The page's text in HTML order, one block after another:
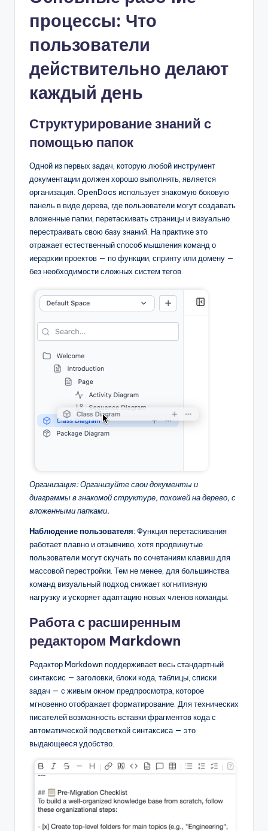
процессы: Что
пользователи
действительно делают
каждый день
Структурирование знаний с
помощью папок
Одной из первых задач, которую любой инструмент
документации должен хорошо выполнять, является
организация. OpenDocs использует знакомую боковую
панель в виде дерева, где пользователи могут создавать
вложенные папки, перетаскивать страницы и визуально
перестраивать свою базу знаний. На практике это
отражает естественный способ мышления команд о
иерархии проектов — по функции, спринту или домену —
без необходимости сложных систем тегов.
Организация: Организуйте свои документы и
диаграммы в знакомой структуре, похожей на дерево, с
вложенными папками.
Наблюдение пользователя: Функция перетаскивания
работает плавно и отзывчиво, хотя продвинутые
пользователи могут скучать по сочетаниям клавиш для
массовой перестройки. Тем не менее, для большинства
команд визуальный подход снижает когнитивную
нагрузку и ускоряет адаптацию новых членов команды.
Работа с расширенным
редактором Markdown
Редактор Markdown поддерживает весь стандартный
синтаксис — заголовки, блоки кода, таблицы, списки
задач — с живым окном предпросмотра, которое
мгновенно отображает форматирование. Для технических
писателей возможность вставки фрагментов кода с
автоматической подсветкой синтаксиса — это
выдающееся удобство.